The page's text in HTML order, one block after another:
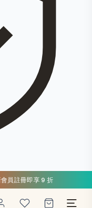
員註冊即享 9 折